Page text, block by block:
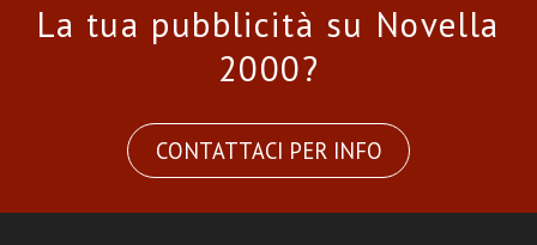
La tua pubblicità su Novella
2000?
CONTATTACI PER INFO